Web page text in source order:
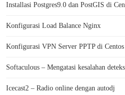
Installasi Postgres9.0 dan PostGIS di
Konfigurasi Load Balance Nginx
Konfigurasi VPN Server PPTP di Centos
Softaculous – Mengatasi kesalahan
Icecast2 – Radio online dengan autodj